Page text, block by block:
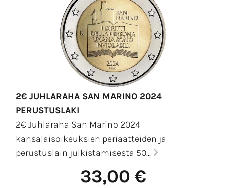
2€ JUHLARAHA SAN MARINO 2024
PERUSTUSLAKI
2€ Juhlaraha San Marino 2024
kansalaisoikeuksien periaatteiden ja
perustuslain julkistamisesta 50...
33,00 €